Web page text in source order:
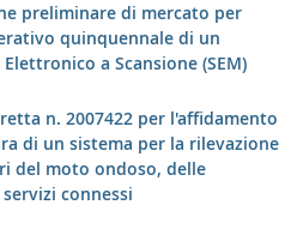
preliminare di mercato per
quinquennale di un
a Scansione (SEM)
n. 2007422 per l'affidamento
di un sistema per la rilevazione
del moto ondoso, delle
connessi